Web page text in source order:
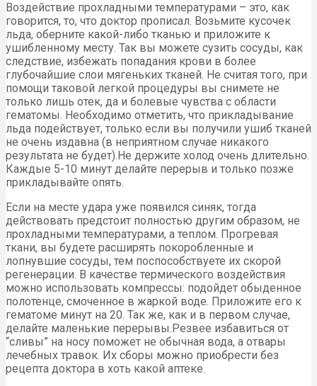
Воздействие прохладными температурами – это, как
говорится, то, что доктор прописал. Возьмите кусочек
льда, оберните какой-либо тканью и приложите к
ушибленному месту. Так вы можете сузить сосуды, как
следствие, избежать попадания крови в более
глубочайшие слои мягеньких тканей. Не считая того, при
помощи таковой легкой процедуры вы снимете не
только лишь отек, да и болевые чувства с области
гематомы. Необходимо отметить, что прикладывание
льда подействует, только если вы получили ушиб тканей
не очень издавна (в неприятном случае никакого
результата не будет).Не держите холод очень длительно.
Каждые 5-10 минут делайте перерыв и только позже
прикладывайте опять.
Если на месте удара уже появился синяк, тогда
действовать предстоит полностью другим образом, не
прохладными температурами, а теплом. Прогревая
ткани, вы будете расширять покоробленные и
лопнувшие сосуды, тем поспособствуете их скорой
регенерации. В качестве термического воздействия
можно использовать компрессы: подойдет обыденное
полотенце, смоченное в жаркой воде. Приложите его к
гематоме минут на 20. Так же, как и в первом случае,
делайте маленькие перерывы.Резвее избавиться от
“сливы” на носу поможет не обычная вода, а отвары
лечебных травок. Их сборы можно приобрести без
рецепта доктора в хоть какой аптеке.